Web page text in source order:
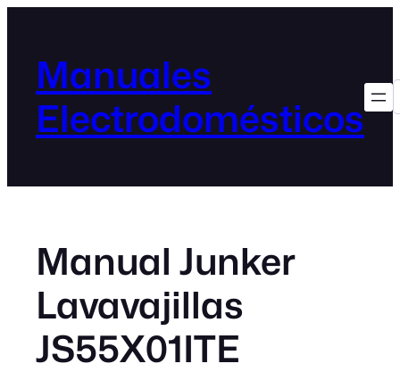
Manuales
Electrodomésticos
Manual Junker
Lavavajillas
JS55X01ITE